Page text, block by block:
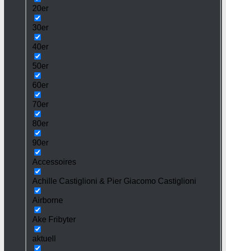
20er
30er
40er
50er
60er
70er
80er
90er
Accessoires
Achille Castiglioni & Pier Giacomo Castiglioni
Airborne
Ake Fribyter
aktuell